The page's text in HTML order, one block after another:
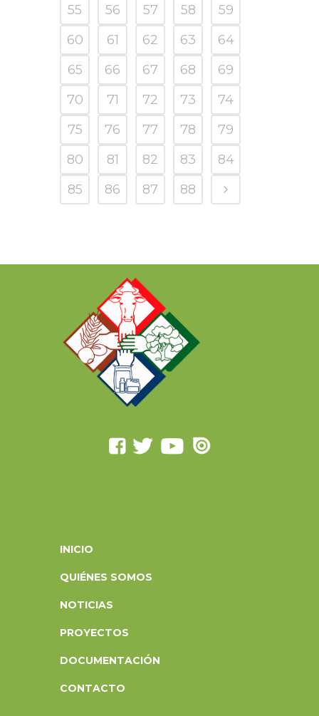
55
56 57 58
59
60
61 62 63
64
65
66 67 68
69
70
71 72 73
74
75
76 77 78
79
80
81 82 83
84
85
86 87 88
INICIO
QUIÉNES SOMOS
NOTICIAS
PROYECTOS
DOCUMENTACIÓN
CONTACTO